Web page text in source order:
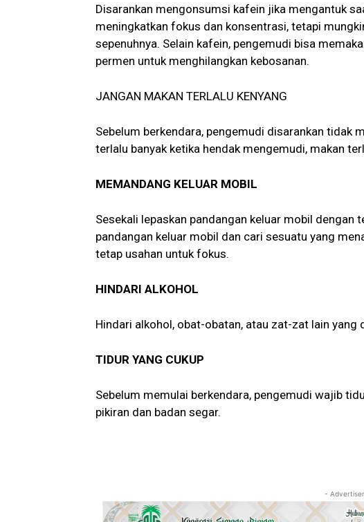
Disarankan mengonsumsi kafein jika mengantuk
meningkatkan fokus dan konsentrasi, tetapi
sepenuhnya. Selain kafein, pengemudi bisa
permen untuk menghilangkan kebosanan.
JANGAN MAKAN TERLALU KENYANG
Sebelum berkendara, pengemudi disarankan tidak
terlalu banyak ketika hendak mengemudi, makan
MEMANDANG KELUAR MOBIL
Sesekali lepaskan pandangan keluar mobil dengan
pandangan keluar mobil dan cari sesuatu yang
tetap usahan untuk fokus.
HINDARI ALKOHOL
Hindari alkohol, obat-obatan, atau zat-zat lain
TIDUR YANG CUKUP
Sebelum memulai berkendara, pengemudi wajib
pikiran dan badan segar.
-